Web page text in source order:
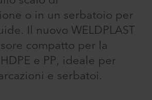
o in un serbatoio per
Il nuovo WELDPLAST
compatto per la
e PP, ideale per
e serbatoi.